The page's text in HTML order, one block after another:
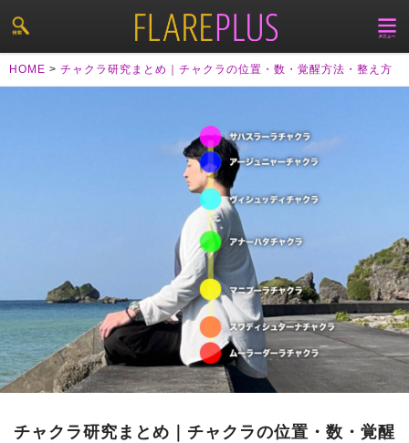
HOME > チャクラ研究まとめ｜チャクラの位置・数・覚醒方法・整え方
チャクラ研究まとめ｜チャクラの位置・数・覚醒